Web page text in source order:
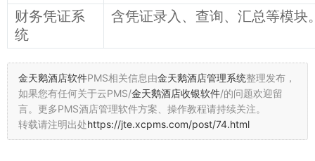
财务凭证系
统
含凭证录入、查询、汇总等模块
金天鹅酒店软件PMS相关信息由金天鹅酒店管理系统整理发布，
如果您有任何关于云PMS/金天鹅酒店收银软件/的问题欢迎留
言。 更多PMS酒店管理软件方案、操作教程请持续关注。
转载请注明出处https://jte.xcpms.com/post/74.html